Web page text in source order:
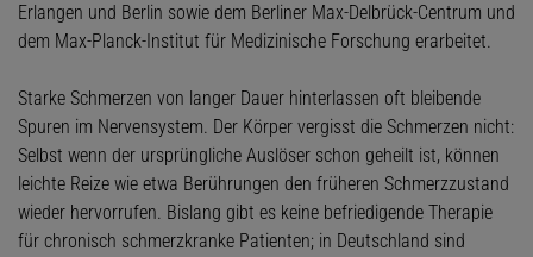
Erlangen und Berlin sowie dem Berliner Max-Delbrück-Centrum und
dem Max-Planck-Institut für Medizinische Forschung erarbeitet.
Starke Schmerzen von langer Dauer hinterlassen oft bleibende
Spuren im Nervensystem. Der Körper vergisst die Schmerzen nicht:
Selbst wenn der ursprüngliche Auslöser schon geheilt ist, können
leichte Reize wie etwa Berührungen den früheren Schmerzzustand
wieder hervorrufen. Bislang gibt es keine befriedigende Therapie
für chronisch schmerzkranke Patienten; in Deutschland sind